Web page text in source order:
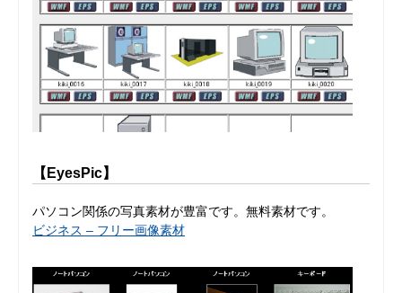
【EyesPic】
パソコン関係の写真素材が豊富です。無料素材です。
ビジネス – フリー画像素材